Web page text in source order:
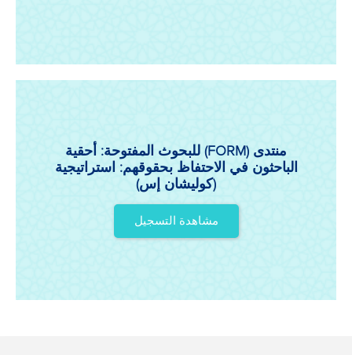
منتدى (FORM) للبحوث المفتوحة: أحقية
الباحثون في الاحتفاظ بحقوقهم: استراتيجية
(كوليشان إس)
مشاهدة التسجيل